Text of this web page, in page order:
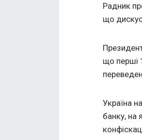
Радник
що
що перші
Україна
банку, на